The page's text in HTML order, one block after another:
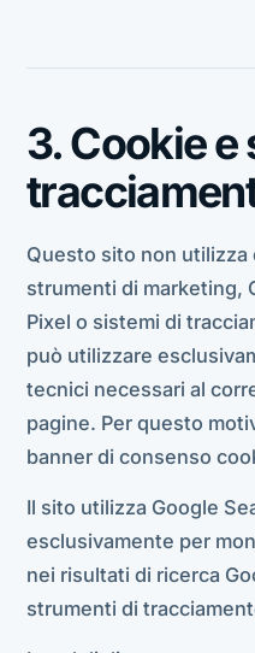
3. Cookie
Questo sito non
strumenti di marketing,
Pixel o sistemi di
può utilizzare
tecnici necessari al
pagine. Per questo
banner di consenso
Il sito utilizza Google
esclusivamente per
nei risultati di ricerca
strumenti di